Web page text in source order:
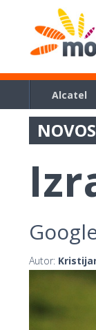
Alcatel
Autor: